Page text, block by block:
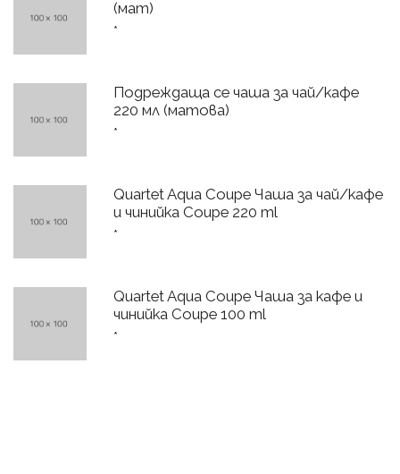
(мат)
*
Подреждаща се чаша за чай/кафе
220 мл (матова)
*
Quartet Aqua Coupe Чаша за чай/кафе
и чинийка Coupe 220 ml
*
Quartet Aqua Coupe Чаша за кафе и
чинийка Coupe 100 ml
*